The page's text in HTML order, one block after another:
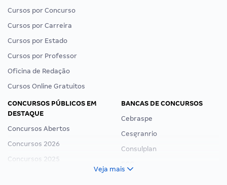
Cursos por Concurso
Cursos por Carreira
Cursos por Estado
Cursos por Professor
Oficina de Redação
Cursos Online Gratuitos
CONCURSOS PÚBLICOS EM
DESTAQUE
Concursos Abertos
Concursos 2026
Concursos 2025
BANCAS DE CONCURSOS
Cebraspe
Cesgranrio
Consulplan
Veja mais